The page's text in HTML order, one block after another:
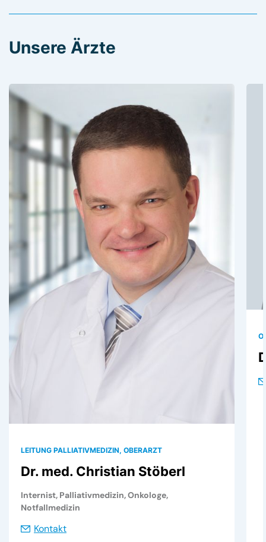
Unsere Ärzte
LEITUNG PALLIATIVMEDIZIN, OBERARZT
Dr. med. Christian Stöberl
Internist, Palliativmedizin, Onkologe,
Notfallmedizin
Kontakt